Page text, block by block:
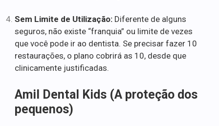
Sem Limite de Utilização: Diferente de alguns
seguros, não existe “franquia” ou limite de vezes
que você pode ir ao dentista. Se precisar fazer 10
restaurações, o plano cobrirá as 10, desde que
clinicamente justificadas.
Amil Dental Kids (A proteção dos
pequenos)